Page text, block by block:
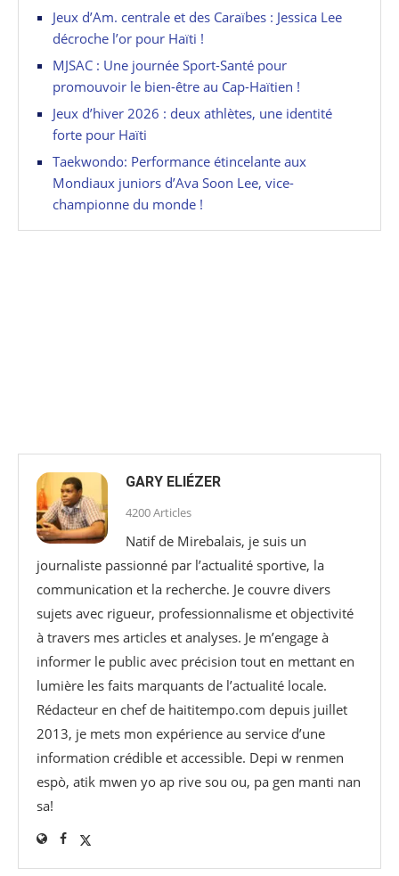
Jeux d’Am. centrale et des Caraïbes : Jessica Lee
décroche l’or pour Haïti !
MJSAC : Une journée Sport-Santé pour
promouvoir le bien-être au Cap-Haïtien !
Jeux d’hiver 2026 : deux athlètes, une identité
forte pour Haïti
Taekwondo: Performance étincelante aux
Mondiaux juniors d’Ava Soon Lee, vice-
championne du monde !
GARY ELIÉZER
4200 Articles
Natif de Mirebalais, je suis un
journaliste passionné par l’actualité sportive, la
communication et la recherche. Je couvre divers
sujets avec rigueur, professionnalisme et objectivité
à travers mes articles et analyses. Je m’engage à
informer le public avec précision tout en mettant en
lumière les faits marquants de l’actualité locale.
Rédacteur en chef de haititempo.com⁠ depuis juillet
2013, je mets mon expérience au service d’une
information crédible et accessible. Depi w renmen
espò, atik mwen yo ap rive sou ou, pa gen manti nan
sa!